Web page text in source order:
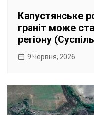
Капустянське
граніт може
регіону
9 Червня, 2026